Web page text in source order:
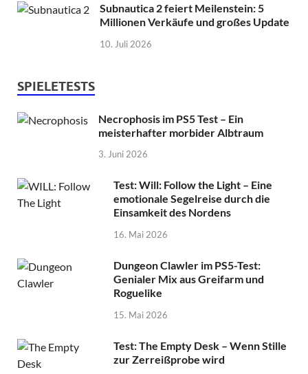
Subnautica 2 feiert Meilenstein: 5
Millionen Verkäufe und großes Update
10. Juli 2026
SPIELETESTS
Necrophosis im PS5 Test – Ein
meisterhafter morbider Albtraum
3. Juni 2026
Test: Will: Follow the Light – Eine
emotionale Segelreise durch die
Einsamkeit des Nordens
16. Mai 2026
Dungeon Clawler im PS5-Test:
Genialer Mix aus Greifarm und
Roguelike
15. Mai 2026
Test: The Empty Desk – Wenn Stille
zur Zerreißprobe wird